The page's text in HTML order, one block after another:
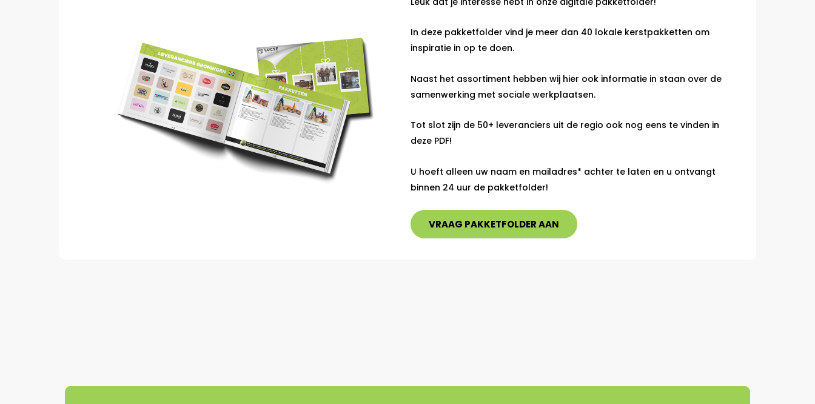
In deze pakketfolder vind je meer dan 40 lokale kerstpakketten om
inspiratie in op te doen.
Naast het assortiment hebben wij hier ook informatie in staan over de
samenwerking met sociale werkplaatsen.
Tot slot zijn de 50+ leveranciers uit de regio ook nog eens te vinden in
deze PDF!
U hoeft alleen uw naam en mailadres* achter te laten en u ontvangt
binnen 24 uur de pakketfolder!
VRAAG PAKKETFOLDER AAN